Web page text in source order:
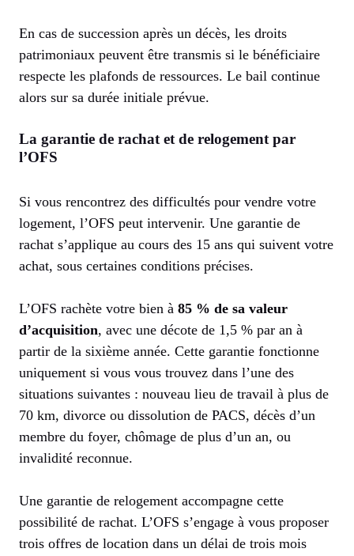
En cas de succession après un décès, les droits
patrimoniaux peuvent être transmis si le bénéficiaire
respecte les plafonds de ressources. Le bail continue
alors sur sa durée initiale prévue.
La garantie de rachat et de relogement par
l’OFS
Si vous rencontrez des difficultés pour vendre votre
logement, l’OFS peut intervenir. Une garantie de
rachat s’applique au cours des 15 ans qui suivent votre
achat, sous certaines conditions précises.
L’OFS rachète votre bien à 85 % de sa valeur
d’acquisition, avec une décote de 1,5 % par an à
partir de la sixième année. Cette garantie fonctionne
uniquement si vous vous trouvez dans l’une des
situations suivantes : nouveau lieu de travail à plus de
70 km, divorce ou dissolution de PACS, décès d’un
membre du foyer, chômage de plus d’un an, ou
invalidité reconnue.
Une garantie de relogement accompagne cette
possibilité de rachat. L’OFS s’engage à vous proposer
trois offres de location dans un délai de trois mois